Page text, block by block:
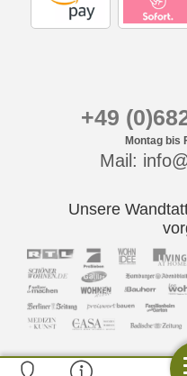
+49
Montag bis
Mail:
Unsere